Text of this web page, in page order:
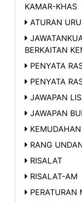
KAMAR-KHAS
ATURAN
BERKAITAN
PENYATA
PENYATA
JAWAPAN
JAWAPAN
RANG
RISALAT
RISALAT-AM
PERATURAN